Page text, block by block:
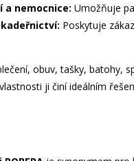
a nemocnice: Umožňuje
Poskytuje
obuv, tašky, batohy,
ji činí ideálním